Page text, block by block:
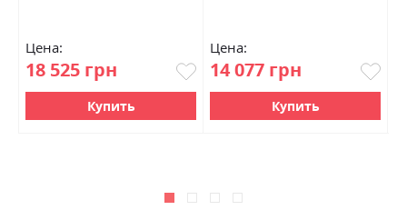
Цена:
18 525 грн
Купить
Цена:
14 077 грн
Купить